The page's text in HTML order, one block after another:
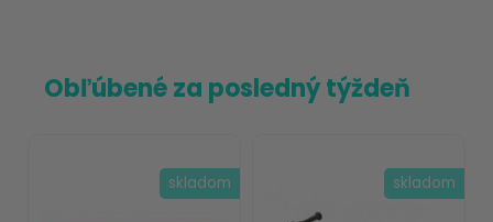
Obľúbené za posledný týždeň
skladom skladom